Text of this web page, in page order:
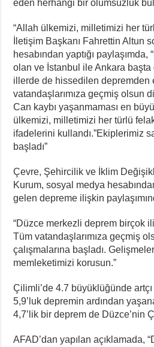
eden herhangi bir olumsuzluk
“Allah ülkemizi, milletimizi her
İletişim Başkanı Fahrettin Altun
hesabından yaptığı
olan ve İstanbul ile Ankara
illerde de hissedilen depremden
vatandaşlarımıza geçmiş olsun
Can kaybı yaşanmaması en
ülkemizi, milletimizi her türlü
ifadelerini kullandı.”Ekiplerimiz
başladı”
Çevre, Şehircilik ve İklim
Kurum, sosyal medya
gelen depreme ilişkin
“Düzce merkezli deprem birçok
Tüm vatandaşlarımıza geçmiş
çalışmalarına başladı.
memleketimizi korusun.”
Çilimli’de 4.7 büyüklüğünde artçı
5,9’luk depremin ardından
4,7’lik bir deprem de Düzce’nin
AFAD’dan yapılan açıklamada,